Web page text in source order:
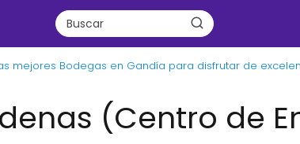
mejores Bodegas en Gandía para disfrutar de
(Centro de